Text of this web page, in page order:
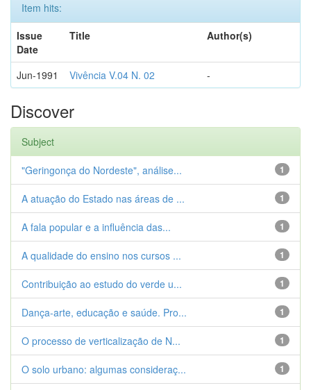
Item hits:
Issue
Date
Title Author(s)
Jun-1991 Vivência V.04 N. 02 -
Discover
Subject
1
"Geringonça do Nordeste", análise...
1
A atuação do Estado nas áreas de ...
1
A fala popular e a influência das...
1
A qualidade do ensino nos cursos ...
1
Contribuição ao estudo do verde u...
1
Dança-arte, educação e saúde. Pro...
1
O processo de verticalização de N...
1
O solo urbano: algumas consideraç...